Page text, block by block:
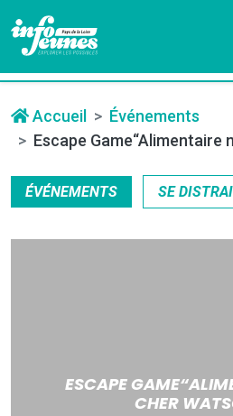
Accueil
Événements
Escape Game“Alimentaire
ÉVÉNEMENTS SE
ESCAPE
CHER